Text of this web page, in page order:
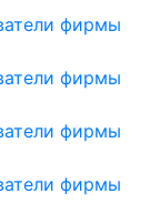
фирмы
фирмы
фирмы
фирмы